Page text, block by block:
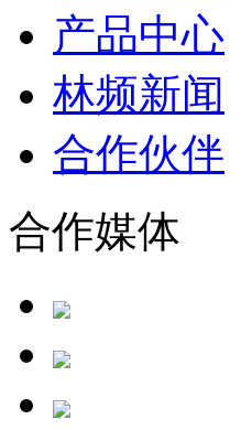
产品中心
林频新闻
合作伙伴
合作媒体